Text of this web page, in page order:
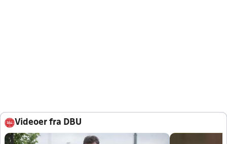
Videoer fra DBU